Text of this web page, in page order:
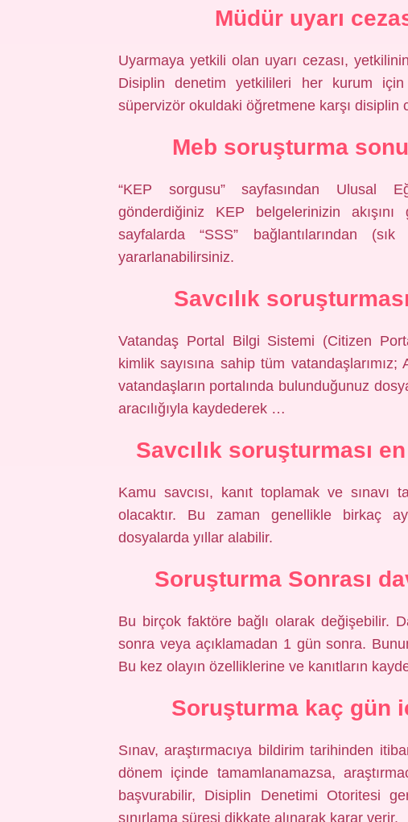
Müdür uyarı
Uyarmaya yetkili olan uyarı cezası,
Disiplin denetim yetkilileri her kurum
süpervizör okuldaki öğretmene karşı disiplin
Meb soruşturma
“KEP sorgusu” sayfasından Ulusal
gönderdiğiniz KEP belgelerinizin
sayfalarda “SSS” bağlantılarından
yararlanabilirsiniz.
Savcılık
Vatandaş Portal Bilgi Sistemi (Citizen
kimlik sayısına sahip tüm
vatandaşların portalında bulunduğunuz
aracılığıyla kaydederek …
Savcılık soruşturması
Kamu savcısı, kanıt toplamak ve
olacaktır. Bu zaman genellikle birkaç ay
dosyalarda yıllar alabilir.
Soruşturma Sonrası
Bu birçok faktöre bağlı olarak değişebilir.
sonra veya açıklamadan 1 gün sonra.
Bu kez olayın özelliklerine ve kanıtların
Soruşturma kaç gün
Sınav, araştırmacıya bildirim tarihinden
dönem içinde tamamlanamazsa,
başvurabilir, Disiplin Denetimi Otoritesi
sınırlama süresi dikkate alınarak karar verir.